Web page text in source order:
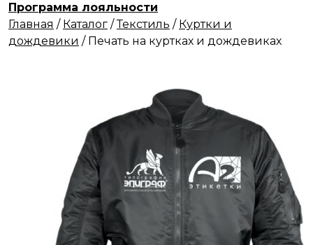
Программа лояльности
Главная / Каталог /Текстиль / Куртки и
дождевики / Печать на куртках и дождевиках